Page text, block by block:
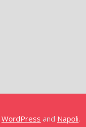
WordPress and Napoli.